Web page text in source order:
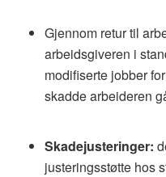
Gjennom retur til
arbeidsgiveren i
modifiserte jobber
skadde arbeideren
Skadejusteringer:
justeringsstøtte hos